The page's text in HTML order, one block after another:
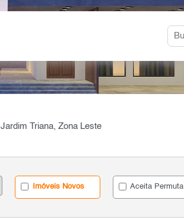
Jardim Triana, Zona Leste
Imóveis Novos Aceita Permuta